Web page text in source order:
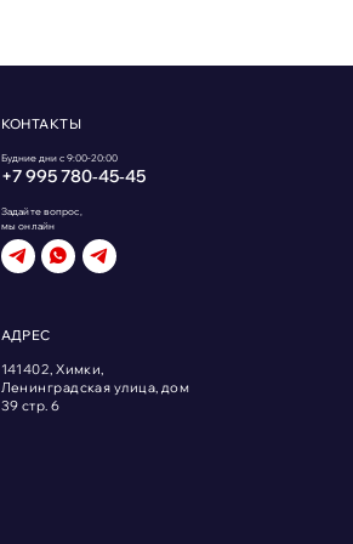
КОНТАКТЫ
Будние дни с 9:00-20:00
+7 995 780‑45‑45
Задайте вопрос,
мы онлайн
АДРЕС
141402, Химки,
Ленинградская улица, дом
39 стр. 6